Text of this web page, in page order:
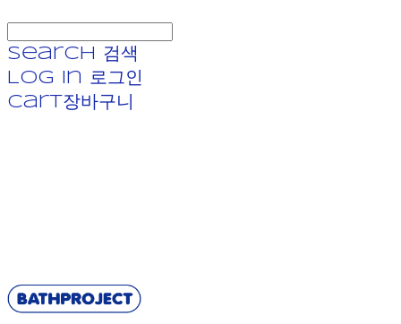
Search
검색
Log In
로그인
Cart장바구니